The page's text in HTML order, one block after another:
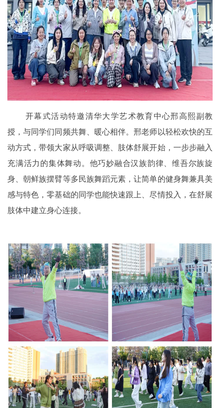
开幕式活动特邀清华大学艺术教育中心邢高熙副教
授，与同学们同频共舞、暖心相伴。邢老师以轻松欢快的互
动方式，带领大家从呼吸调整、肢体舒展开始，一步步融入
充满活力的集体舞动。他巧妙融合汉族韵律
维吾尔族旋
身、朝鲜族摆臂等多民族舞蹈元素，让简单的健身舞兼具美
感与特色，零基础的同学也能快速跟上、尽情投入，在舒展
肢体中建立身心连接。